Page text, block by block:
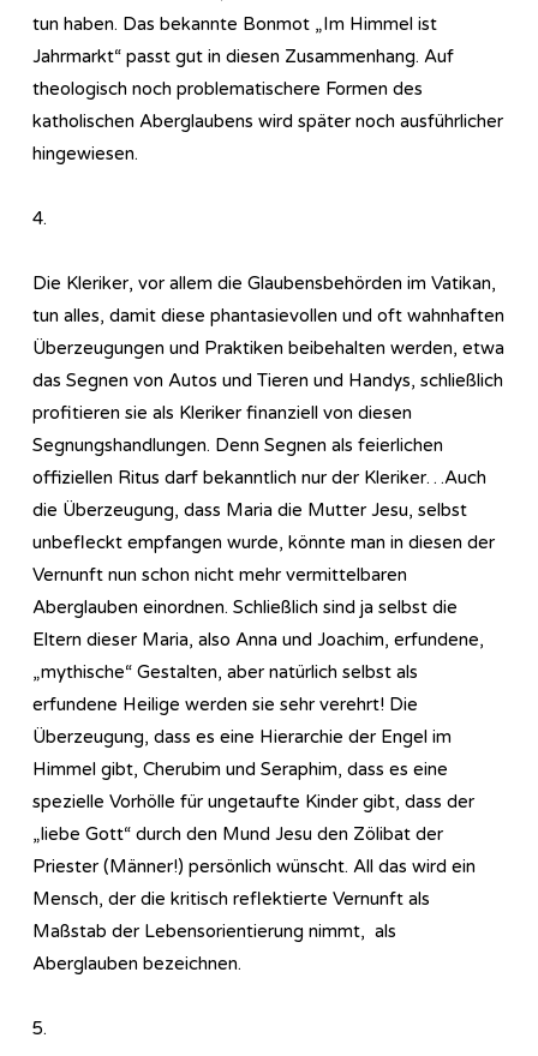
tun haben. Das bekannte Bonmot „Im Himmel ist
Jahrmarkt“ passt gut in diesen Zusammenhang. Auf
theologisch noch problematischere Formen des
katholischen Aberglaubens wird später noch ausführlicher
hingewiesen.
4.
Die Kleriker, vor allem die Glaubensbehörden im Vatikan,
tun alles, damit diese phantasievollen und oft wahnhaften
Überzeugungen und Praktiken beibehalten werden, etwa
das Segnen von Autos und Tieren und Handys, schließlich
profitieren sie als Kleriker finanziell von diesen
Segnungshandlungen. Denn Segnen als feierlichen
offiziellen Ritus darf bekanntlich nur der Kleriker…Auch
die Überzeugung, dass Maria die Mutter Jesu, selbst
unbefleckt empfangen wurde, könnte man in diesen der
Vernunft nun schon nicht mehr vermittelbaren
Aberglauben einordnen. Schließlich sind ja selbst die
Eltern dieser Maria, also Anna und Joachim, erfundene,
„mythische“ Gestalten, aber natürlich selbst als
erfundene Heilige werden sie sehr verehrt! Die
Überzeugung, dass es eine Hierarchie der Engel im
Himmel gibt, Cherubim und Seraphim, dass es eine
spezielle Vorhölle für ungetaufte Kinder gibt, dass der
„liebe Gott“ durch den Mund Jesu den Zölibat der
Priester (Männer!) persönlich wünscht. All das wird ein
Mensch, der die kritisch reflektierte Vernunft als
Maßstab der Lebensorientierung nimmt, als
Aberglauben bezeichnen.
5.